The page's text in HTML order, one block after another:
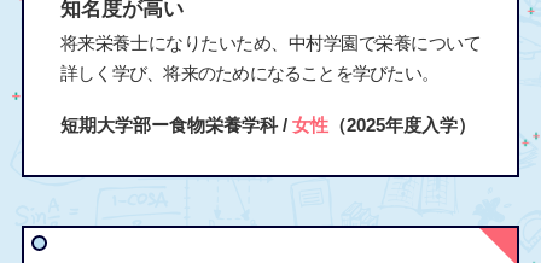
知名度が高い
将来栄養士になりたいため、中村学園で栄養について
詳しく学び、将来のためになることを学びたい。
短期大学部ー食物栄養学科 / 女性（2025年度入学）